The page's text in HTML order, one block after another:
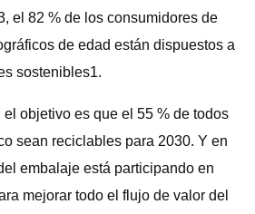
el 82 % de los consumidores de
de edad están dispuestos a
sostenibles1.
objetivo es que el 55 % de todos
sean reciclables para 2030. Y en
embalaje está participando en
mejorar todo el flujo de valor del